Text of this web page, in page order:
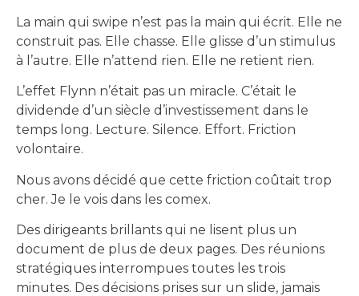
La main qui swipe n’est pas la main qui écrit. Elle ne
construit pas. Elle chasse. Elle glisse d’un stimulus
à l’autre. Elle n’attend rien. Elle ne retient rien.
L’effet Flynn n’était pas un miracle. C’était le
dividende d’un siècle d’investissement dans le
temps long. Lecture. Silence. Effort. Friction
volontaire.
Nous avons décidé que cette friction coûtait trop
cher. Je le vois dans les comex.
Des dirigeants brillants qui ne lisent plus un
document de plus de deux pages. Des réunions
stratégiques interrompues toutes les trois
minutes. Des décisions prises sur un slide, jamais